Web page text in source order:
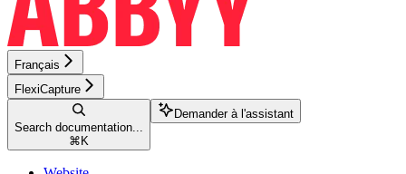
Français
FlexiCapture
Search documentation...
⌘ K
Demander à l'assistant